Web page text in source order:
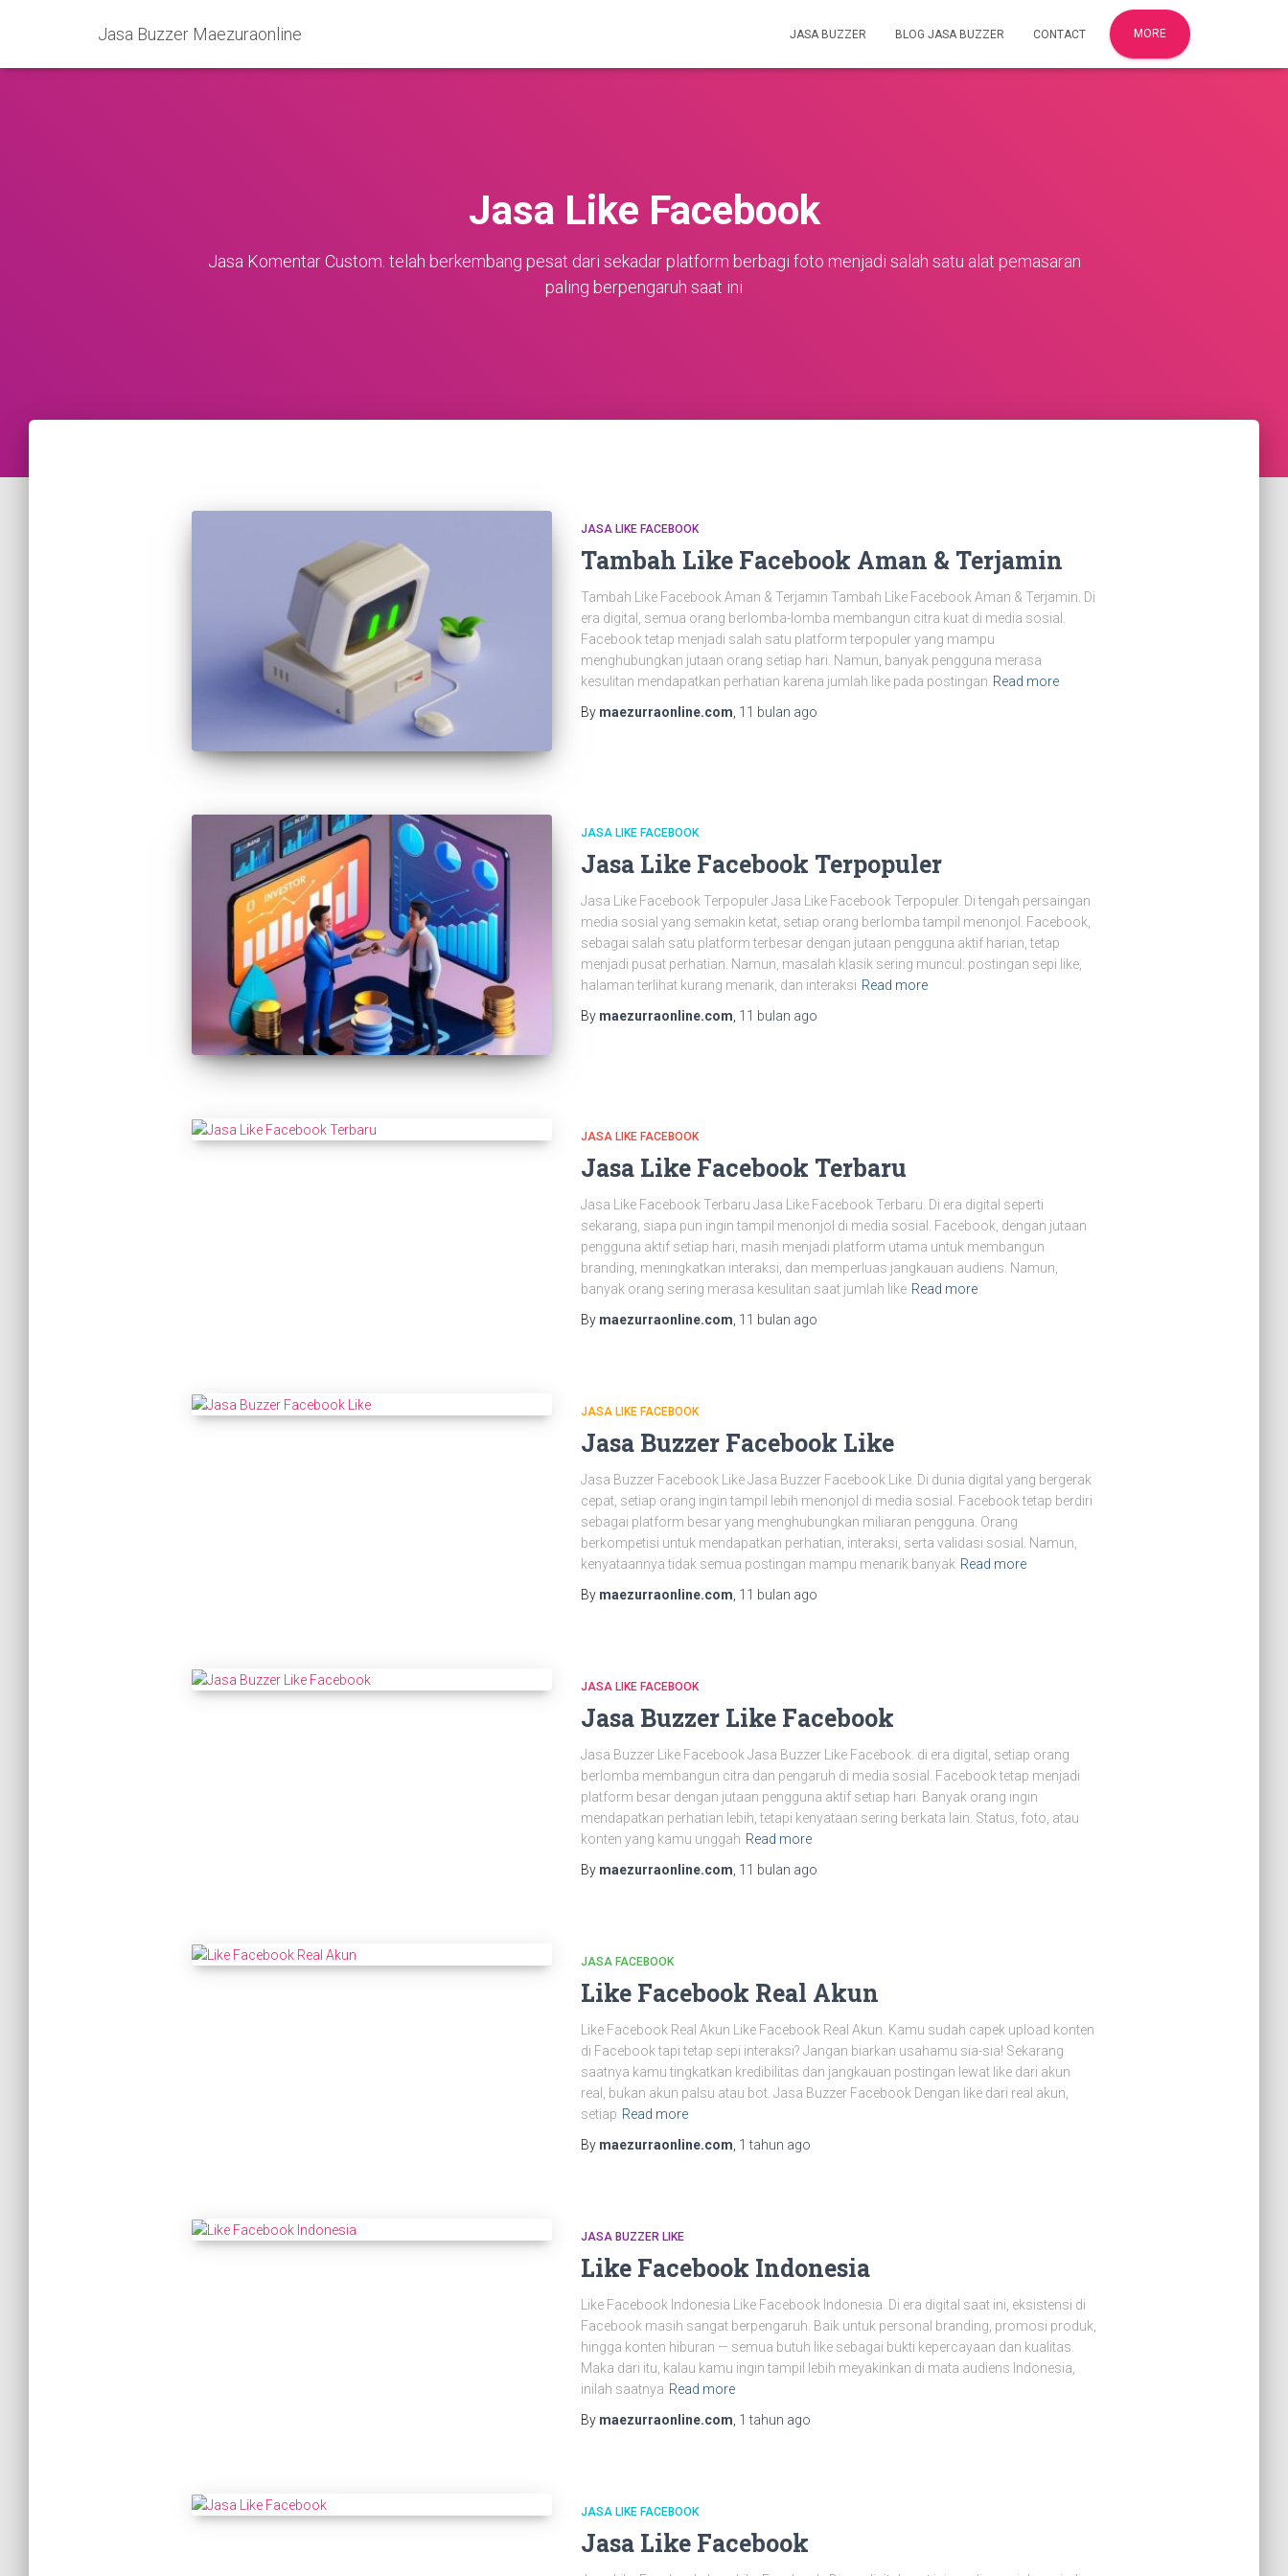
Jasa Buzzer Maezuraonline JASA BUZZER BLOG JASA BUZZER CONTACT MORE
Jasa Like Facebook
Jasa Komentar Custom. telah berkembang pesat dari sekadar platform berbagi foto menjadi salah satu alat pemasaran
paling berpengaruh saat ini
JASA LIKE FACEBOOK
Tambah Like Facebook Aman & Terjamin
Tambah Like Facebook Aman & Terjamin Tambah Like Facebook Aman & Terjamin. Di
era digital, semua orang berlomba-lomba membangun citra kuat di media sosial.
Facebook tetap menjadi salah satu platform terpopuler yang mampu
menghubungkan jutaan orang setiap hari. Namun, banyak pengguna merasa
kesulitan mendapatkan perhatian karena jumlah like pada postingan Read more
By maezurraonline.com 11 bulan ago
JASA LIKE FACEBOOK
Jasa Like Facebook Terpopuler
Jasa Like Facebook Terpopuler Jasa Like Facebook Terpopuler. Di tengah persaingan
media sosial yang semakin ketat, setiap orang berlomba tampil menonjol. Facebook,
sebagai salah satu platform terbesar dengan jutaan pengguna aktif harian, tetap
menjadi pusat perhatian. Namun, masalah klasik sering muncul: postingan sepi like,
halaman terlihat kurang menarik, dan interaksi Read more
By maezurraonline.com 11 bulan ago
JASA LIKE FACEBOOK
Jasa Like Facebook Terbaru
Jasa Like Facebook Terbaru Jasa Like Facebook Terbaru. Di era digital seperti
sekarang, siapa pun ingin tampil menonjol di media sosial. Facebook, dengan jutaan
pengguna aktif setiap hari, masih menjadi platform utama untuk membangun
branding, meningkatkan interaksi, dan memperluas jangkauan audiens. Namun,
banyak orang sering merasa kesulitan saat jumlah like Read more
By maezurraonline.com 11 bulan ago
JASA LIKE FACEBOOK
Jasa Buzzer Facebook Like
Jasa Buzzer Facebook Like Jasa Buzzer Facebook Like. Di dunia digital yang bergerak
cepat, setiap orang ingin tampil lebih menonjol di media sosial. Facebook tetap berdiri
sebagai platform besar yang menghubungkan miliaran pengguna. Orang
berkompetisi untuk mendapatkan perhatian, interaksi, serta validasi sosial. Namun,
kenyataannya tidak semua postingan mampu menarik banyak Read more
By maezurraonline.com 11 bulan ago
JASA LIKE FACEBOOK
Jasa Buzzer Like Facebook
Jasa Buzzer Like Facebook Jasa Buzzer Like Facebook. di era digital, setiap orang
berlomba membangun citra dan pengaruh di media sosial. Facebook tetap menjadi
platform besar dengan jutaan pengguna aktif setiap hari. Banyak orang ingin
mendapatkan perhatian lebih, tetapi kenyataan sering berkata lain. Status, foto, atau
konten yang kamu unggah Read more
By maezurraonline.com 11 bulan ago
JASA FACEBOOK
Like Facebook Real Akun
Like Facebook Real Akun Like Facebook Real Akun. Kamu sudah capek upload konten
di Facebook tapi tetap sepi interaksi? Jangan biarkan usahamu sia-sia! Sekarang
saatnya kamu tingkatkan kredibilitas dan jangkauan postingan lewat like dari akun
real, bukan akun palsu atau bot. Jasa Buzzer Facebook Dengan like dari real akun,
setiap Read more
By maezurraonline.com 1 tahun ago
JASA BUZZER LIKE
Like Facebook Indonesia
Like Facebook Indonesia Like Facebook Indonesia. Di era digital saat ini, eksistensi di
Facebook masih sangat berpengaruh. Baik untuk personal branding, promosi produk,
hingga konten hiburan — semua butuh like sebagai bukti kepercayaan dan kualitas.
Maka dari itu, kalau kamu ingin tampil lebih meyakinkan di mata audiens Indonesia,
inilah saatnya Read more
By maezurraonline.com 1 tahun ago
JASA LIKE FACEBOOK
Jasa Like Facebook